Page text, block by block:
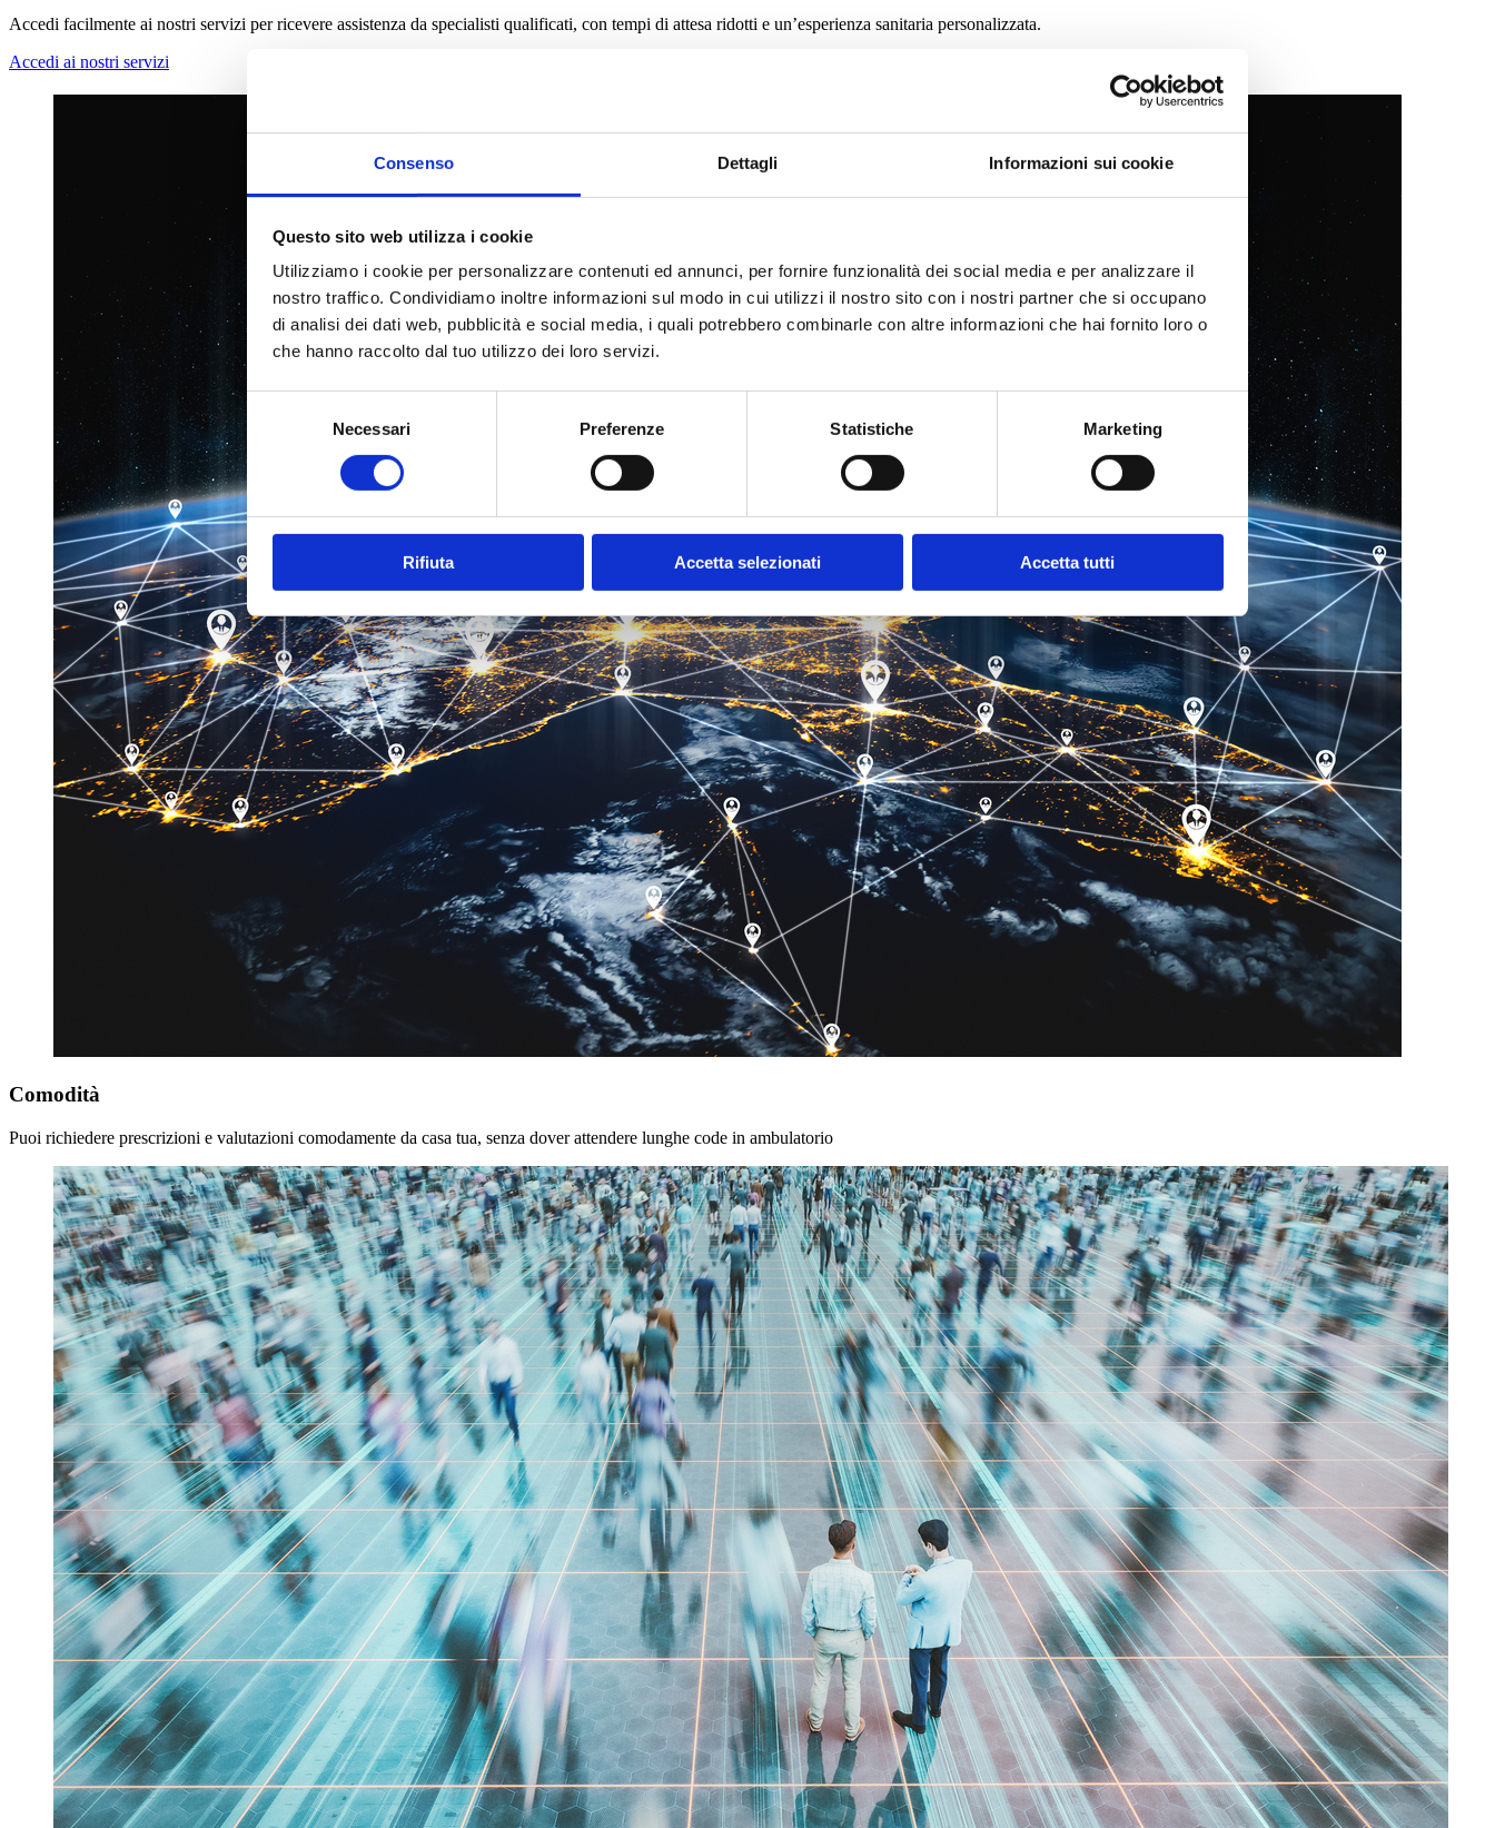
Consenso Dettagli Informazioni sui cookie
Questo sito web utilizza i cookie
Utilizziamo i cookie per personalizzare contenuti ed annunci, per fornire funzionalità dei social media e per analizzare il
nostro traffico. Condividiamo inoltre informazioni sul modo in cui utilizzi il nostro sito con i nostri partner che si occupano
di analisi dei dati web, pubblicità e social media, i quali potrebbero combinarle con altre informazioni che hai fornito loro o
che hanno raccolto dal tuo utilizzo dei loro servizi.
Selezione
del
consenso
Necessari Preferenze Statistiche Marketing
Rifiuta Accetta selezionati Accetta tutti
Accedi facilmente ai nostri servizi per ricevere assistenza da specialisti qualificati, con tempi di attesa ridotti e un’esperienza sanitaria personalizzata.
Accedi ai nostri servizi
Comodità
Puoi richiedere prescrizioni e valutazioni comodamente da casa tua, senza dover attendere lunghe code in ambulatorio